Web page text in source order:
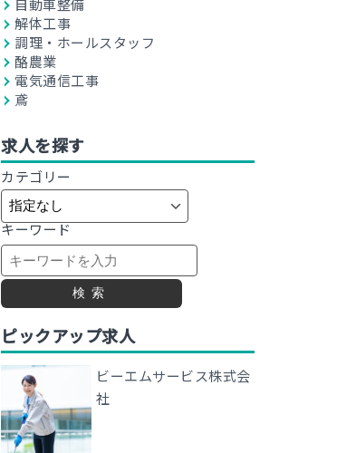
自動車整備
解体工事
調理・ホールスタッフ
酪農業
電気通信工事
鳶
求人を探す
カテゴリー
キーワード
検索
ピックアップ求人
ビーエムサービス株式会
社